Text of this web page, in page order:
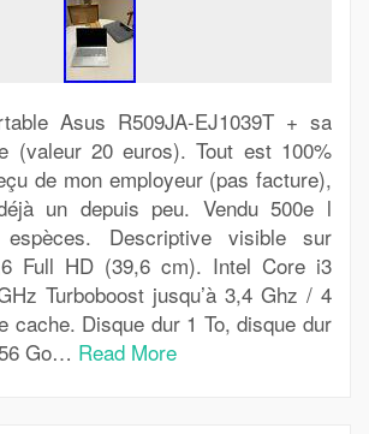
Asus R509JA-EJ1039T + sa
(valeur 20 euros). Tout est 100%
de mon employeur (pas facture),
un depuis peu. Vendu 500e l
Descriptive visible sur
Full HD (39,6 cm). Intel Core i3
Turboboost jusqu’à 3,4 Ghz / 4
cache. Disque dur 1 To, disque dur
Go… Read More